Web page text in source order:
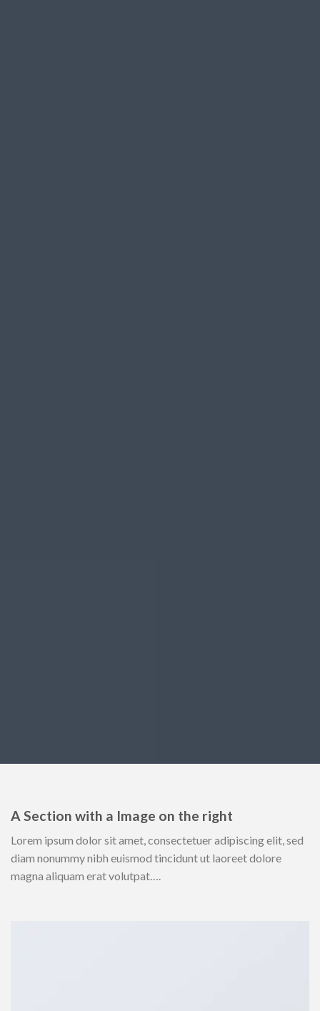
A Section with a Image on the right
Lorem ipsum dolor sit amet, consectetuer adipiscing elit, sed
diam nonummy nibh euismod tincidunt ut laoreet dolore
magna aliquam erat volutpat….